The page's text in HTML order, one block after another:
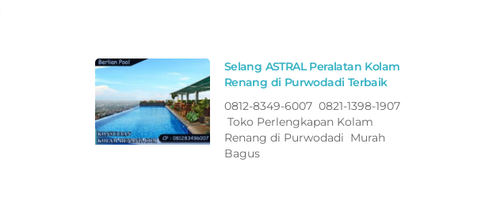
Selang ASTRAL Peralatan Kolam
Renang di Purwodadi Terbaik
0812-8349-6007 0821-1398-1907
Toko Perlengkapan Kolam
Renang di Purwodadi Murah
Bagus